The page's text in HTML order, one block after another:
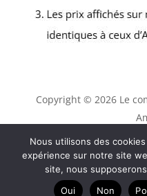
Copyright © 2026 Le
Politique
Nous utilisons des
expérience sur notre site
site, nous
Oui
Non